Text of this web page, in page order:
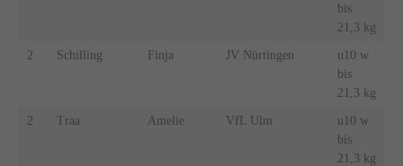
bis
21,3 kg
2 Schilling Finja JV Nürtingen
u10 w
bis
21,3 kg
2 Traa Amelie VfL Ulm
u10 w
bis
21,3 kg